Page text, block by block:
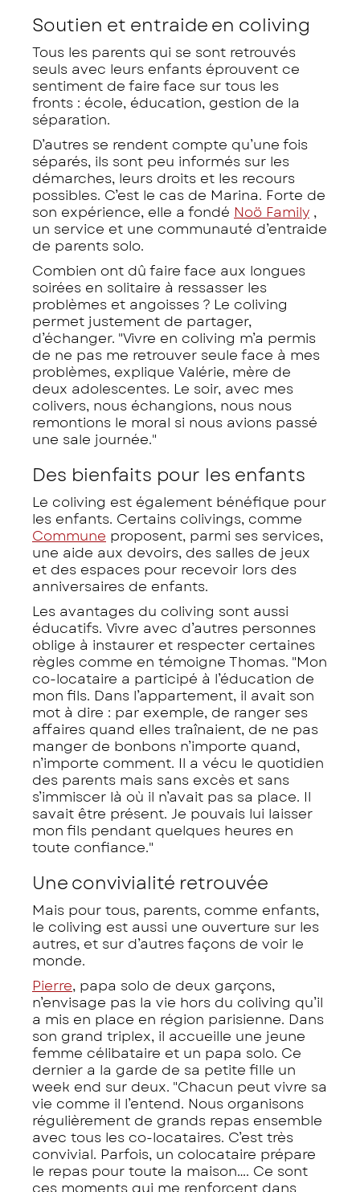
Soutien et entraide en coliving
Tous les parents qui se sont retrouvés
seuls avec leurs enfants éprouvent ce
sentiment de faire face sur tous les
fronts : école, éducation, gestion de la
séparation.
D’autres se rendent compte qu’une fois
séparés, ils sont peu informés sur les
démarches, leurs droits et les recours
possibles. C’est le cas de Marina. Forte de
son expérience, elle a fondé Noö Family ,
un service et une communauté d’entraide
de parents solo.
Combien ont dû faire face aux longues
soirées en solitaire à ressasser les
problèmes et angoisses ? Le coliving
permet justement de partager,
d’échanger. "Vivre en coliving m’a permis
de ne pas me retrouver seule face à mes
problèmes, explique Valérie, mère de
deux adolescentes. Le soir, avec mes
colivers, nous échangions, nous nous
remontions le moral si nous avions passé
une sale journée."
Des bienfaits pour les enfants
Le coliving est également bénéfique pour
les enfants. Certains colivings, comme
Commune proposent, parmi ses services,
une aide aux devoirs, des salles de jeux
et des espaces pour recevoir lors des
anniversaires de enfants.
Les avantages du coliving sont aussi
éducatifs. Vivre avec d’autres personnes
oblige à instaurer et respecter certaines
règles comme en témoigne Thomas. "Mon
co-locataire a participé à l’éducation de
mon fils. Dans l’appartement, il avait son
mot à dire : par exemple, de ranger ses
affaires quand elles traînaient, de ne pas
manger de bonbons n’importe quand,
n’importe comment. Il a vécu le quotidien
des parents mais sans excès et sans
s’immiscer là où il n’avait pas sa place. Il
savait être présent. Je pouvais lui laisser
mon fils pendant quelques heures en
toute confiance."
Une convivialité retrouvée
Mais pour tous, parents, comme enfants,
le coliving est aussi une ouverture sur les
autres, et sur d’autres façons de voir le
monde.
Pierre, papa solo de deux garçons,
n’envisage pas la vie hors du coliving qu’il
a mis en place en région parisienne. Dans
son grand triplex, il accueille une jeune
femme célibataire et un papa solo. Ce
dernier a la garde de sa petite fille un
week end sur deux. "Chacun peut vivre sa
vie comme il l’entend. Nous organisons
régulièrement de grands repas ensemble
avec tous les co-locataires. C’est très
convivial. Parfois, un colocataire prépare
le repas pour toute la maison…. Ce sont
ces moments qui me renforcent dans